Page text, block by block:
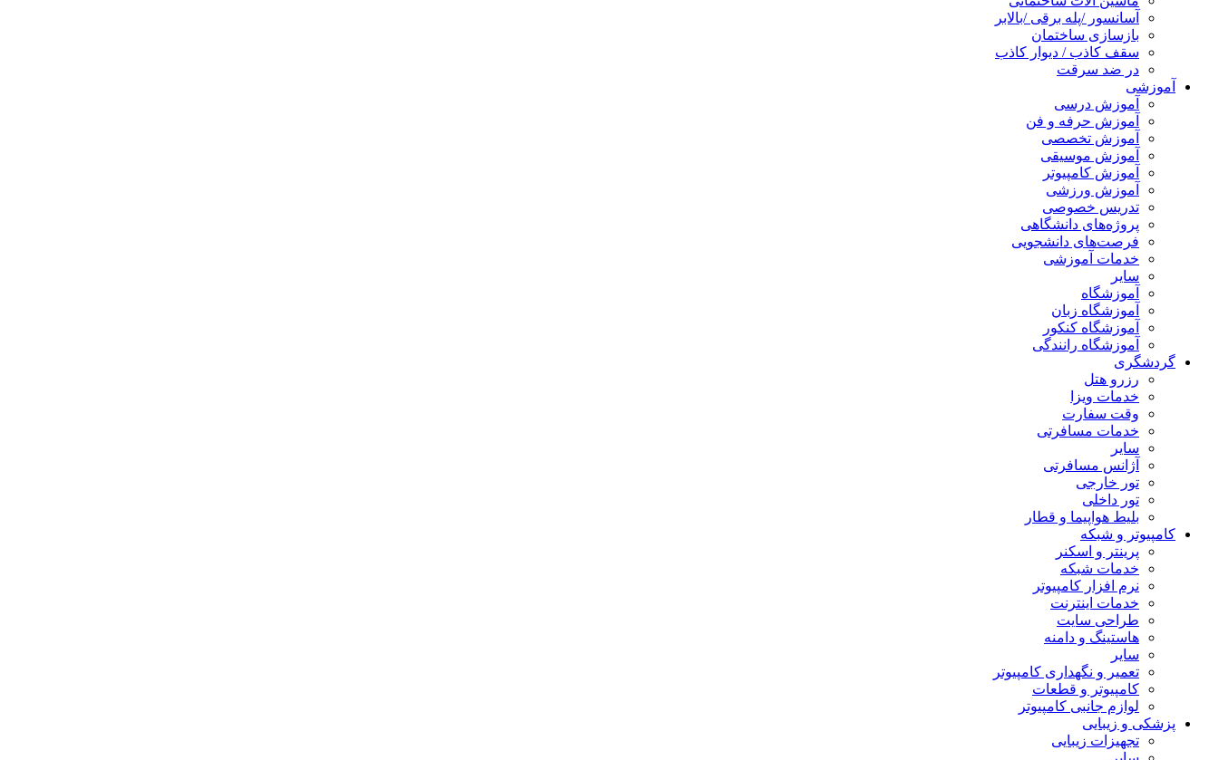
آسانسور /پله برقی /بالابر
بازسازی ساختمان
سقف کاذب / دیوار کاذب
در ضد سرقت
آموزشی
آموزش درسی
آموزش حرفه و فن
آموزش تخصصی
آموزش موسیقی
آموزش کامپیوتر
آموزش ورزشی
تدریس خصوصی
پروژه‌های دانشگاهی
فرصت‌های دانشجویی
خدمات آموزشی
سایر
آموزشگاه
آموزشگاه زبان
آموزشگاه کنکور
آموزشگاه رانندگی
گردشگری
رزرو هتل
خدمات ویزا
وقت سفارت
خدمات مسافرتی
سایر
آژانس مسافرتی
تور خارجی
تور داخلی
بلیط هواپیما و قطار
کامپیوتر و شبکه
پرینتر و اسکنر
خدمات شبکه
نرم افزار کامپیوتر
خدمات اینترنت
طراحی سایت
هاستینگ و دامنه
سایر
تعمیر و نگهداری کامپیوتر
کامپیوتر و قطعات
لوازم جانبی کامپیوتر
پزشکی و زیبایی
تجهیزات زیبایی